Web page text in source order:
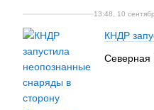
13:48, 10
КНДР
Северная